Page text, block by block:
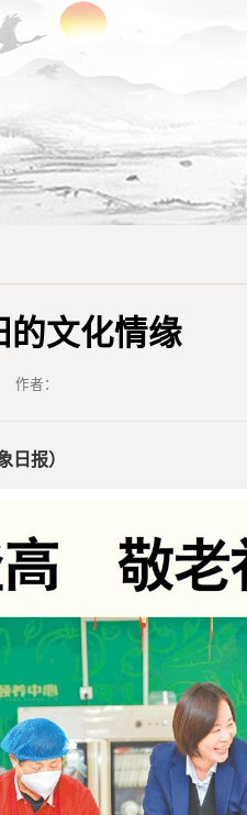
的文化情缘
作者：
日报）